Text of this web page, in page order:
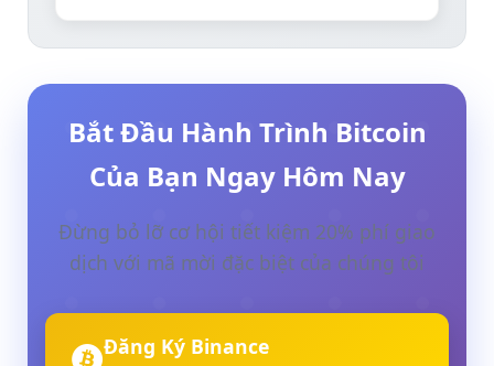
Bắt Đầu Hành Trình Bitcoin
Của Bạn Ngay Hôm Nay
Đừng bỏ lỡ cơ hội tiết kiệm 20% phí giao
dịch với mã mời đặc biệt của chúng tôi
Đăng Ký Binance